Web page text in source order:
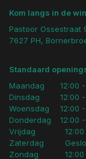
Kom langs in de
Pastoor Ossestraat
7627 PH,
Standaard
Maandag
Dinsdag
Woensdag
Donderdag
12:00
12:00
12:00
12:00
Vrijdag
Zaterdag
Zondag